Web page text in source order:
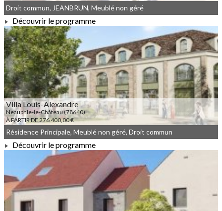
À PARTIR DE 275 000,00 €
Droit commun, JEANBRUN, Meublé non géré
Découvrir le programme
Villa Louis-Alexandre
Neauphle-le-Château (78640)
À PARTIR DE 276 400,00 €
À PARTIR DE 276 400,00 €
Résidence Principale, Meublé non géré, Droit commun
Découvrir le programme